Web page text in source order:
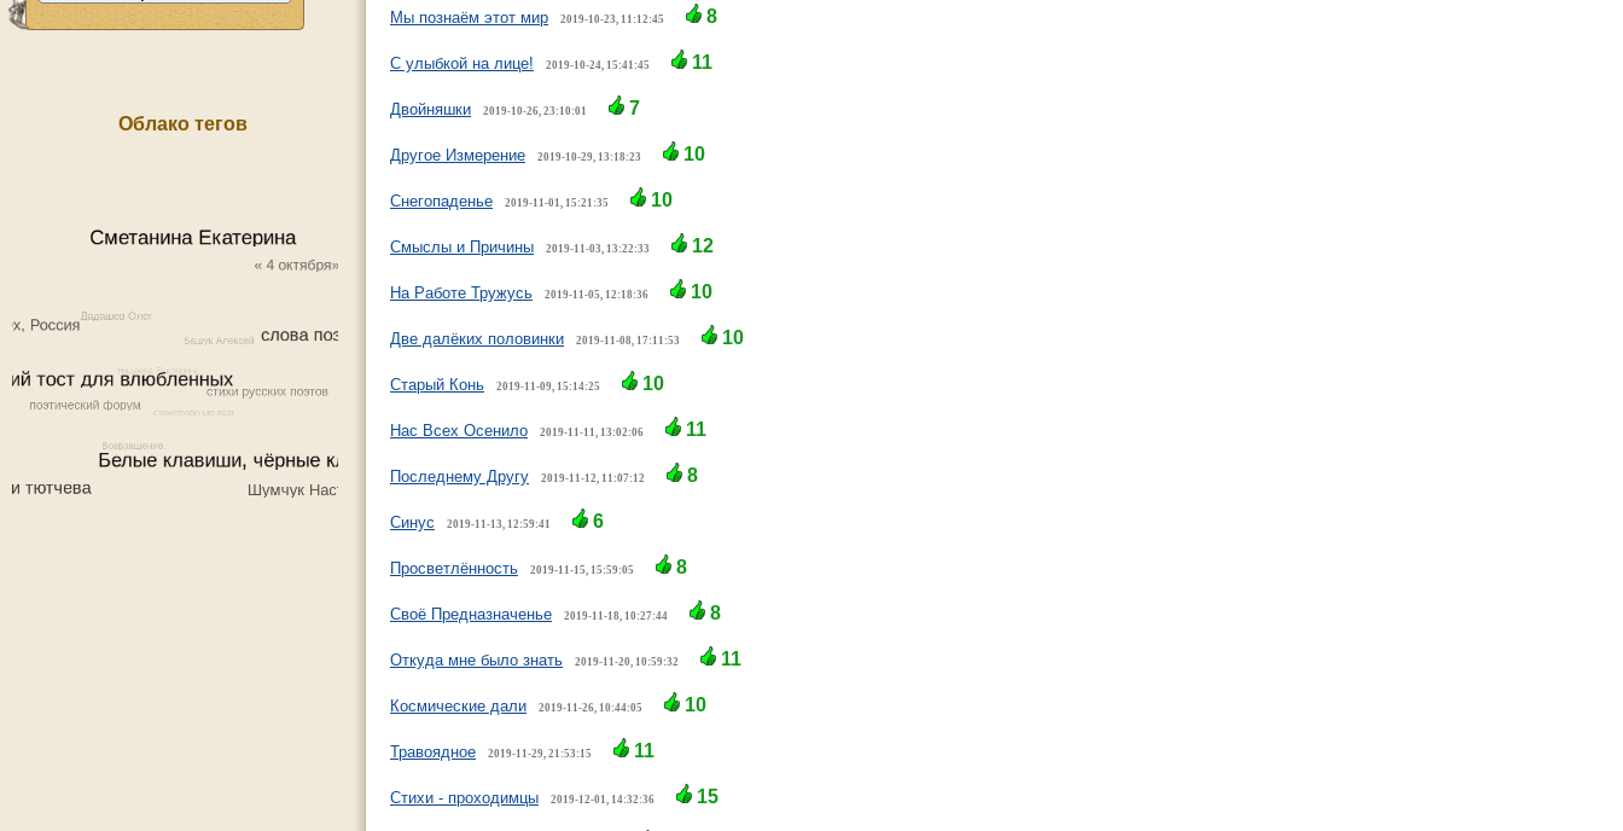
Облако тегов
Мы познаём этот мир 2019-10-23, 11:12:45 8
С улыбкой на лице! 2019-10-24, 15:41:45 11
Двойняшки 2019-10-26, 23:10:01 7
Другое Измерение 2019-10-29, 13:18:23 10
Снегопаденье 2019-11-01, 15:21:35 10
Смыслы и Причины 2019-11-03, 13:22:33 12
На Работе Тружусь 2019-11-05, 12:18:36 10
Две далёких половинки 2019-11-08, 17:11:53 10
Старый Конь 2019-11-09, 15:14:25 10
Нас Всех Осенило 2019-11-11, 13:02:06 11
Последнему Другу 2019-11-12, 11:07:12 8
Синус 2019-11-13, 12:59:41 6
Просветлённость 2019-11-15, 15:59:05 8
Своё Предназначенье 2019-11-18, 10:27:44 8
Откуда мне было знать 2019-11-20, 10:59:32 11
Космические дали 2019-11-26, 10:44:05 10
Травоядное 2019-11-29, 21:53:15 11
Стихи - проходимцы 2019-12-01, 14:32:36 15